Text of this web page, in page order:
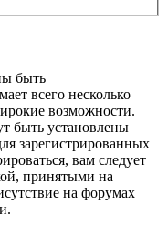
быть
всего несколько
возможности.
быть установлены
зарегистрированных
вам следует
принятыми на
на форумах